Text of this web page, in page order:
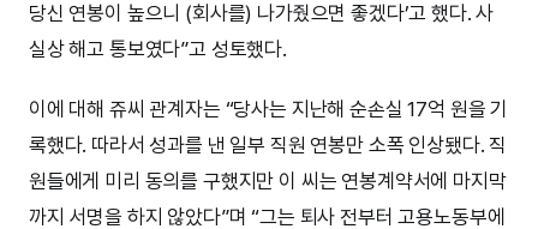
당신 연봉이 높으니 (회사를) 나가줬으면 좋겠다’고 했다. 사
실상 해고 통보였다”고 성토했다.
이에 대해 쥬씨 관계자는 “당사는 지난해 순손실 17억 원을 기
록했다. 따라서 성과를 낸 일부 직원 연봉만 소폭 인상됐다. 직
원들에게 미리 동의를 구했지만 이 씨는 연봉계약서에 마지막
까지 서명을 하지 않았다”며 “그는 퇴사 전부터 고용노동부에